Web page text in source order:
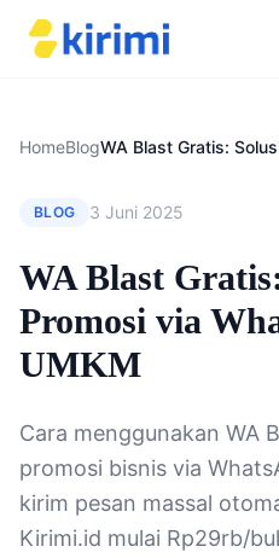
HomeBlog
BLOG 3 Juni 2025
WA Blast
Promosi via
UMKM
Cara menggunakan WA
promosi bisnis via
kirim pesan massal
Kirimi.id mulai Rp29rb/